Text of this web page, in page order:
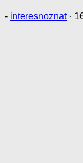
- interesnoznat ·